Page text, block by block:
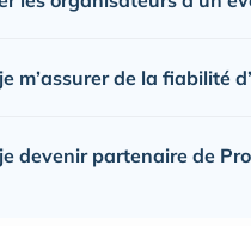
m’assurer de la fiabilité
devenir partenaire de